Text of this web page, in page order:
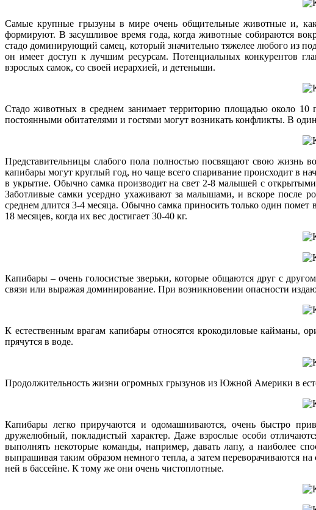
Самые крупные грызуны в мире очень общительные животные и,
формируют. В засушливое время года, когда животные собираются
стадо доминирующий самец, который значительно тяжелее любого из
он имеет доступ к лучшим ресурсам. Потенциальных конкурентов
взрослых самок, со своей иерархией, и детеныши.
Стадо животных в среднем занимает территорию площадью около 10
постоянными обитателями и гостями могут возникать конфликты. В
Представительницы слабого пола полностью посвящают свою жизнь
капибары могут круглый год, но чаще всего спаривание происходит в
в укрытие. Обычно самка производит на свет 2-8 малышей с
Заботливые самки усердно ухаживают за малышами, и вскоре после
среднем длится 3-4 месяца. Обычно самка приносить только один
18 месяцев, когда их вес достигает 30-40 кг.
Капибары – очень голосистые зверьки, которые общаются друг с
связи или выражая доминирование. При возникновении опасности
К естественным врагам капибары относятся крокодиловые кайманы,
прячутся в воде.
Продолжительность жизни огромных грызунов из Южной Америки в
Капибары легко приручаются и одомашниваются, очень быстро
дружелюбный, покладистый характер. Даже взрослые особи
выполнять некоторые команды, например, давать лапу, а наиболее
выпрашивая таким образом немного тепла, а затем переворачиваются
ней в бассейне. К тому же они очень чистоплотные.